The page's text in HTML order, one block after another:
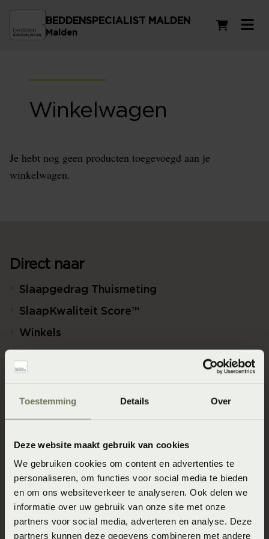
Toestemming Details Over
Deze website maakt gebruik van cookies
We gebruiken cookies om content en advertenties te
personaliseren, om functies voor social media te bieden
en om ons websiteverkeer te analyseren. Ook delen we
informatie over uw gebruik van onze site met onze
partners voor social media, adverteren en analyse. Deze
partners kunnen deze gegevens combineren met andere
BEDDENSPECIALIST MALDEN
Malden
Winkelwagen
Je hebt nog geen producten toegevoegd aan je
winkelwagen.
Direct naar
Slaapgedrag Thuismeting
SlaapKwaliteit Score™
Winkels
Slaapfysio
Blogs over slapen
Beddenspecialist Business
Duurzaam Ondernemen
Veelgestelde vragen
Over Beddenspecialist.nl